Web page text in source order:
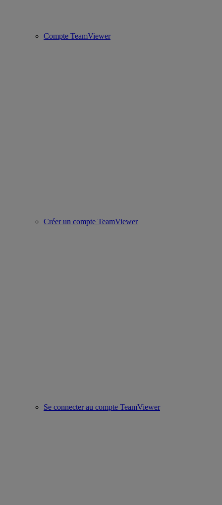
Compte TeamViewer
Créer un compte TeamViewer
Se connecter au compte TeamViewer